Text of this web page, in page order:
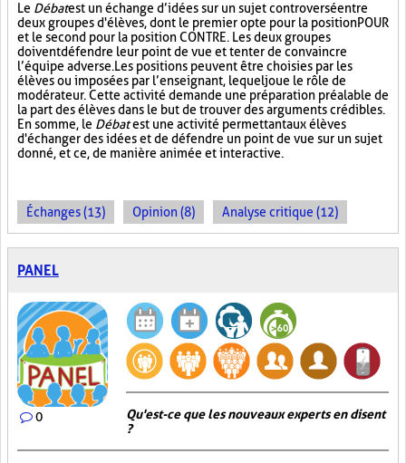
Le Débatest un échange d’idées sur un sujet controversé entre
deux groupes d'élèves, dont le premier opte pour la position POUR
et le second pour la position CONTRE. Les deux groupes
doivent défendre leur point de vue et tenter de convaincre
l’équipe adverse. Les positions peuvent être choisies par les
élèves ou imposées par l’enseignant, lequel joue le rôle de
modérateur. Cette activité demande une préparation préalable de
la part des élèves dans le but de trouver des arguments crédibles.
En somme, le Débatest une activité permettant aux élèves
d'échanger des idées et de défendre un point de vue sur un sujet
donné, et ce, de manière animée et interactive.
Échanges (13) Opinion (8) Analyse critique (12)
PANEL
0
Qu'est-ce que les nouveaux experts en disent
?